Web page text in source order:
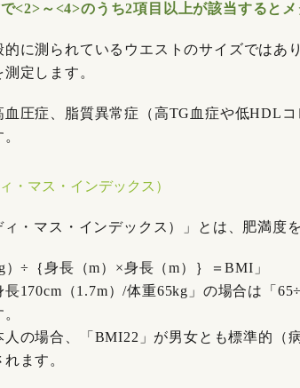
<2>～<4>のうち2項目以上が該当すると
に測られているウエストのサイズではあ
定します。
圧症、脂質異常症（高TG血症や低HDL
・マス・インデックス）
ィ・マス・インデックス）」とは、肥満度
÷｛身長（m）×身長（m）｝＝BMI」
170cm（1.7m）/体重65kg」の場合は「
人の場合、「BMI22」が男女とも標準的
ます。